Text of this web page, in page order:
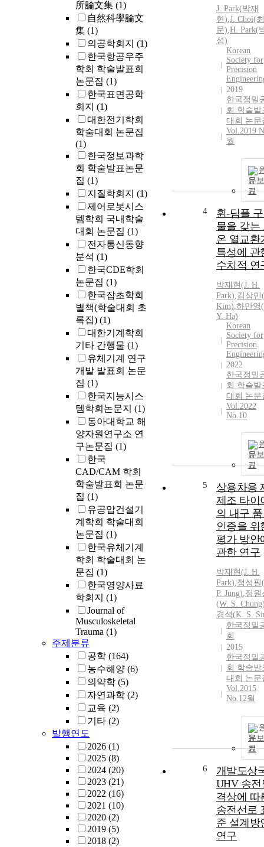
所論文集 (1)
自然科學論文
集 (1)
의공학회지 (1)
한국항공우주
학회 학술발표회
논문집 (1)
한국표면공학
회지 (1)
대한전기학회
학술대회 논문집
(1)
한국정보과학
회 학술발표논문
집 (1)
지질학회지 (1)
제어로봇시스
템학회 국내학술
대회 논문집 (1)
전자통신동향
분석 (1)
한국CDE학회
논문집 (1)
한국잡초학회
별책(학술대회 초
록집) (1)
대한기계학회
기타 간행물 (1)
유체기계 연구
개발 발표회 논문
집 (1)
한국지능시스
템학회논문지 (1)
동아대학교 해
양자원연구소 연
구논문집 (1)
한국
CAD/CAM 학회
학술발표회 논문
집 (1)
유공압건설기
계학회 학술대회
논문집 (1)
한국유체기계
학회 학술대회 논
문집 (1)
한국영양사료
학회지 (1)
Journal of
Musculoskeletal
Trauma (1)
주제분류
공학 (164)
농수해양 (6)
의약학 (5)
자연과학 (2)
교육 (2)
기타 (2)
발행연도
2026 (1)
2025 (8)
2024 (20)
2023 (21)
2022 (16)
2021 (10)
2020 (2)
2019 (5)
2018 (2)
J. Park(박재
현),J. Choi(
문),H. Park(
성)
Korean
Society for
Precision
2019
한국정밀
회 학술발
대회 논문
Vol.2019
월
문보
기
4
휜-딤플
물을 갖는
온 열교환
특성에 관
수치적 연
박재현(J. H.
Park),김상민
Kim),하만영
Y. Ha)
Korean
Society for
Precision
2022
한국정밀
회 학술발
대회 논문
Vol.2022
No.10
문보
기
5
상용차용
제조 타이
의 내구
인증을 위
평가 방안
관한 연구
박재현(J. H.
Park),정성필
P. Jung),정원
(W. S.
경석(K. S.
한국정밀
회
2015
한국정밀
회 학술발
대회 논문
Vol.2015
No.12월
문보
기
6
개발도상
UHV 송전
격상에 따
송전선로
준 설계방
연구